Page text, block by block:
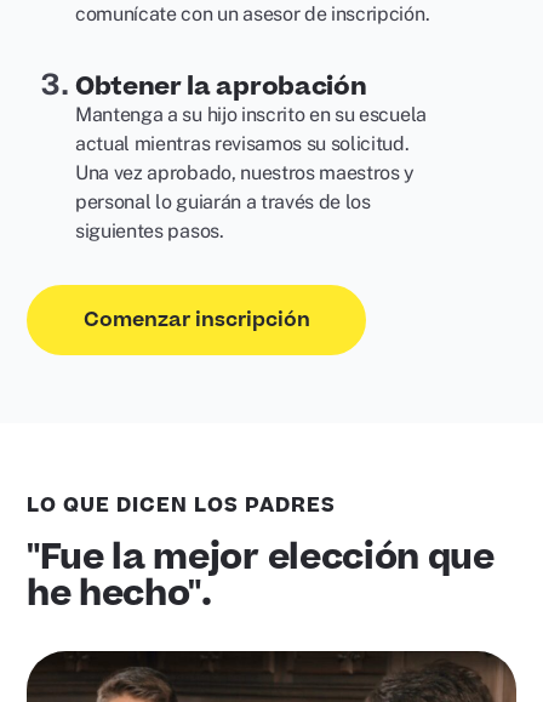
comunícate con un asesor de inscripción.
Obtener la aprobación
Mantenga a su hijo inscrito en su escuela
actual mientras revisamos su solicitud.
Una vez aprobado, nuestros maestros y
personal lo guiarán a través de los
siguientes pasos.
Comenzar inscripción
LO QUE DICEN LOS PADRES
"Fue la mejor elección que
he hecho".